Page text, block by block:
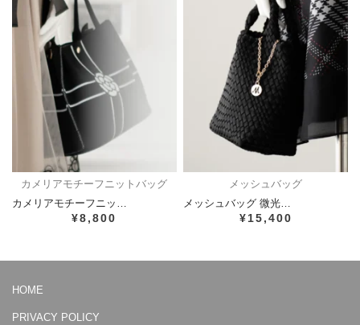
カメリアモチーフニットバッグ
カメリアモチーフニッ…
¥8,800
メッシュバッグ
メッシュバッグ 微光…
¥15,400
HOME
PRIVACY POLICY